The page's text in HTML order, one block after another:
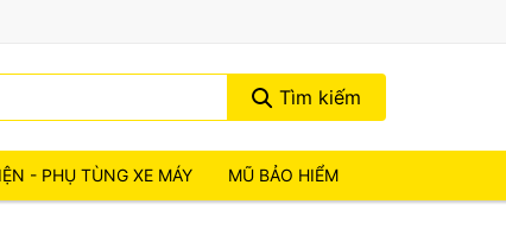
Tìm kiếm
- PHỤ TÙNG XE MÁY MŨ BẢO HIỂM